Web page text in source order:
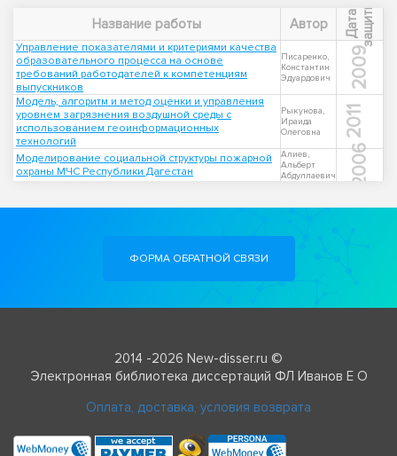
Название работы Автор Д
а
т
а
з
а
щ
и
т ы
Управление показателями и критериями качества
образовательного процесса на основе
требований работодателей к компетенциям
выпускников
Писаренко,
Константин
Эдуардович
2009
Модель, алгоритм и метод оценки и управления
уровнем загрязнения воздушной среды с
использованием геоинформационных
технологий
Рыкунова,
Ираида
Олеговна
2011
Моделирование социальной структуры пожарной
охраны МЧС Республики Дагестан
Алиев,
Альберт
Абдуллаевич
2006
ФОРМА ОБРАТНОЙ СВЯЗИ
2014 -2026 New-disser.ru ©
Электронная библиотека диссертаций ФЛ Иванов Е О
Оплата, доставка, условия возврата